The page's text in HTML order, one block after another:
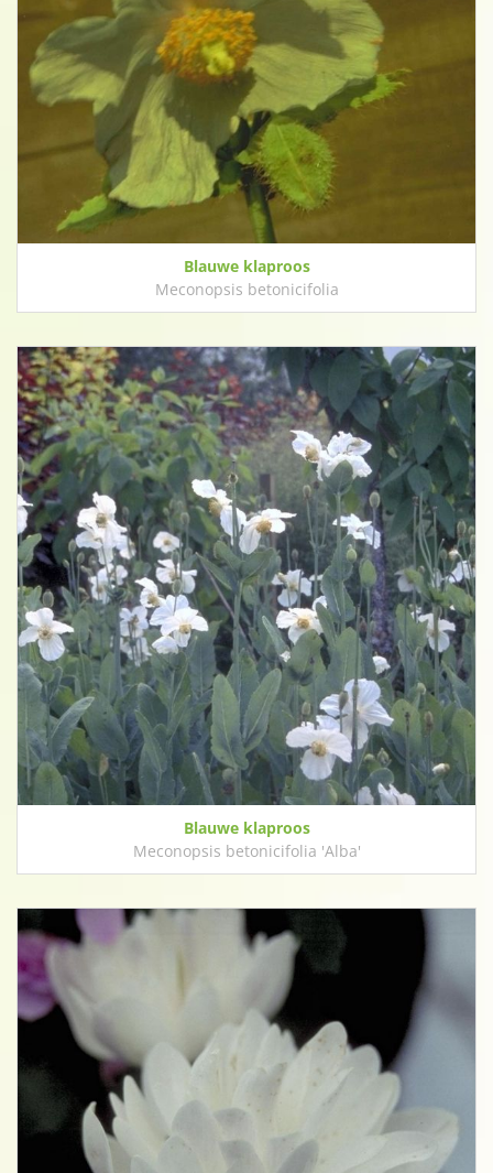
Blauwe klaproos
Meconopsis betonicifolia
Blauwe klaproos
Meconopsis betonicifolia 'Alba'